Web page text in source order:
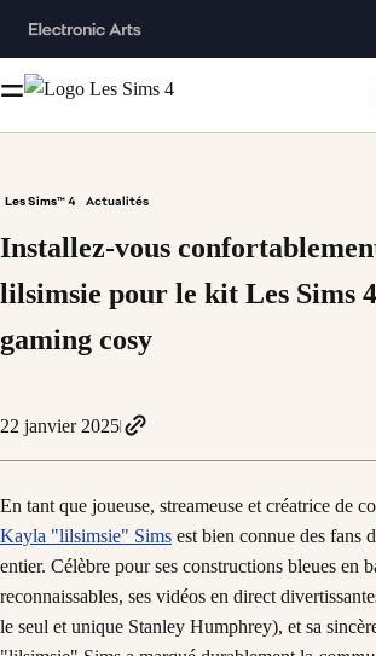
Les Sims™ 4 Actualités
Installez-vous
lilsimsie pour le kit Les Sims
gaming cosy
22 janvier 2025
En tant que joueuse, streameuse et créatrice de
Kayla "lilsimsie" Sims est bien connue des fans
entier. Célèbre pour ses constructions bleues en
reconnaissables, ses vidéos en direct
le seul et unique Stanley Humphrey), et sa